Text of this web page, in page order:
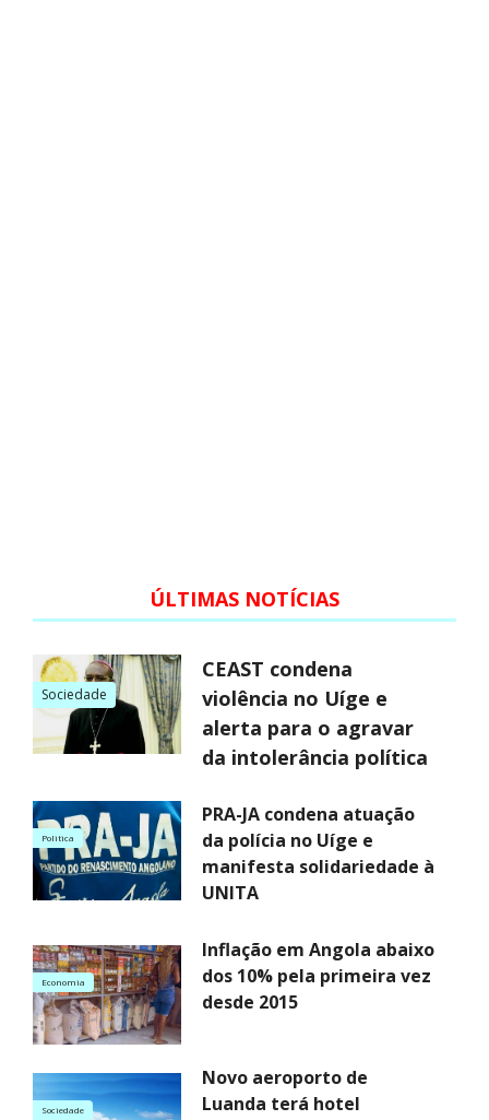
ÚLTIMAS NOTÍCIAS
Sociedade
CEAST condena
violência no Uíge e
alerta para o agravar
da intolerância política
Politica
PRA-JA condena atuação
da polícia no Uíge e
manifesta solidariedade à
UNITA
Economia
Inflação em Angola abaixo
dos 10% pela primeira vez
desde 2015
Sociedade
Novo aeroporto de
Luanda terá hotel